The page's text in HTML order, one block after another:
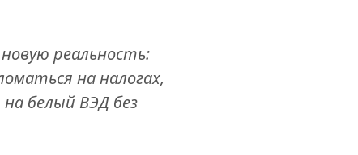
реальность:
на налогах,
белый ВЭД без